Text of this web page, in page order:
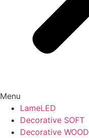
Menu
LameLED
Decorative SOFT
Decorative WOOD